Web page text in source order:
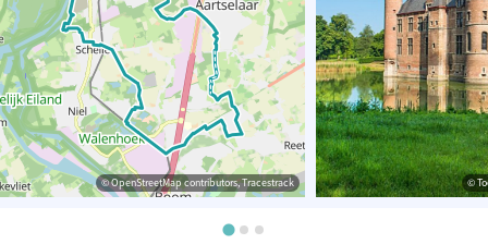
© OpenStreetMap contributors, Tracestrack ©